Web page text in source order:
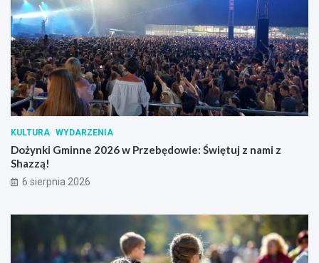
KULTURA WYDARZENIA
Dożynki Gminne 2026 w Przebędowie: Świętuj z nami z
Shazzą!
6 sierpnia 2026